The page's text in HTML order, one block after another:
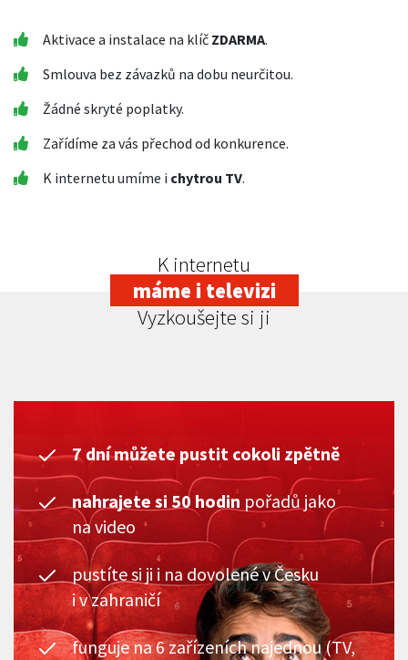
Aktivace a instalace na klíč ZDARMA.
Smlouva bez závazků na dobu neurčitou.
Žádné skryté poplatky.
Zařídíme za vás přechod od konkurence.
K internetu umíme i chytrou TV.
K internetu
máme i televizi
Vyzkoušejte si ji
7 dní můžete pustit cokoli zpětně
nahrajete si 50 hodin pořadů jako
na video
pustíte si ji i na dovolené v Česku
i v zahraničí
funguje na 6 zařízeních najednou (TV,